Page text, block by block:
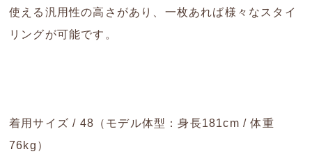
使える汎用性の高さがあり、一枚あれば様々なスタイ
リングが可能です。
着用サイズ / 48（モデル体型：身長181cm / 体重
76kg）